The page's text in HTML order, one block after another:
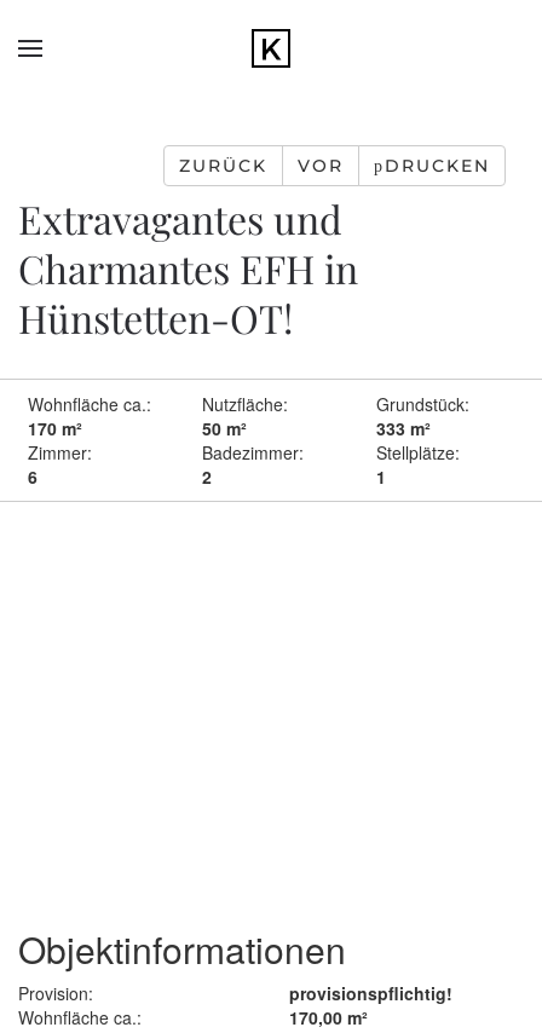
Zum Hauptinhalt springen
ZURÜCK VOR DRUCKEN
Extravagantes und
Charmantes EFH in
Hünstetten-OT!
Wohnfläche ca.:
170 m²
Nutzfläche:
50 m²
Grundstück:
333 m²
Zimmer:
6
Badezimmer:
2
Stellplätze:
1
Objektinformationen
Provision:
provisionspflichtig!
Wohnfläche ca.:
170,00 m²